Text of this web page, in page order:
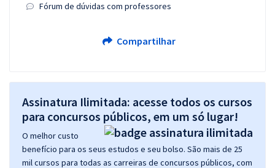
Fórum de dúvidas com professores
Compartilhar
Assinatura Ilimitada: acesse todos os cursos
para concursos públicos, em um só lugar!
O melhor custo
benefício para os seus estudos e seu bolso. São mais de 25
mil cursos para todas as carreiras de concursos públicos, com